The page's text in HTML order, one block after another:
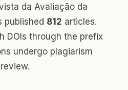
da Avaliação da
published 812 articles.
DOIs through the prefix
undergo plagiarism